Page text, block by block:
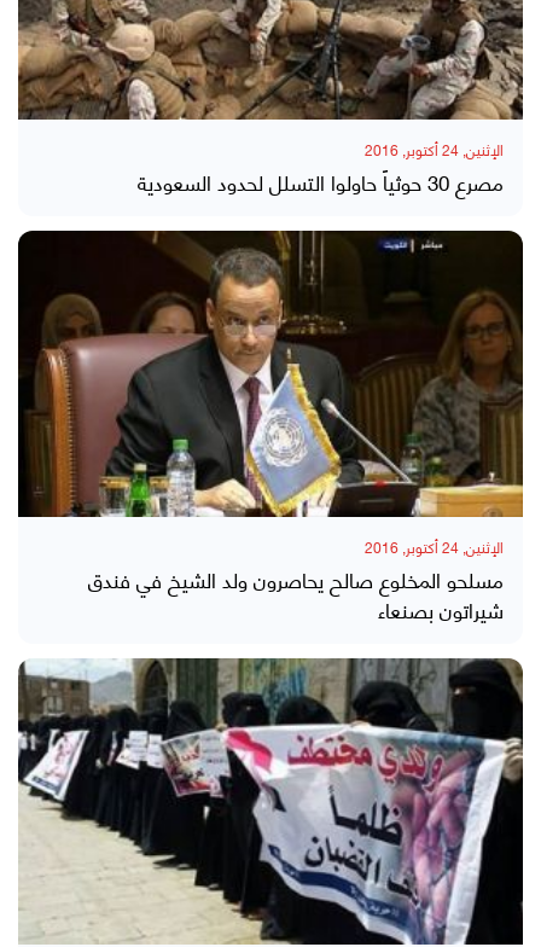
الإثنين, 24 أكتوبر, 2016
مصرع 30 حوثياً حاولوا التسلل لحدود السعودية
الإثنين, 24 أكتوبر, 2016
مسلحو المخلوع صالح يحاصرون ولد الشيخ في فندق
شيراتون بصنعاء